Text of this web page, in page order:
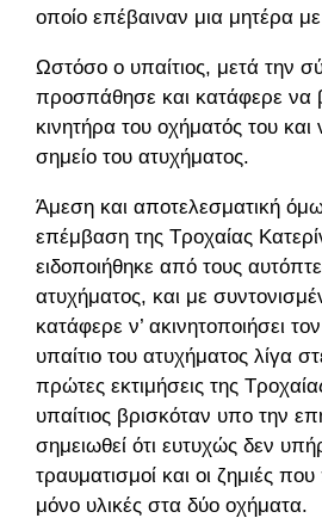
οποίο επέβαιναν μια μητέρα
Ωστόσο ο υπαίτιος, μετά την
προσπάθησε και κατάφερε να
κινητήρα του οχήματός του
σημείο του ατυχήματος.
Άμεση και αποτελεσματική
επέμβαση της Τροχαίας
ειδοποιήθηκε από τους
ατυχήματος, και με
κατάφερε ν’ ακινητοποιήσει
υπαίτιο του ατυχήματος λίγα
πρώτες εκτιμήσεις της
υπαίτιος βρισκόταν υπο την
σημειωθεί ότι ευτυχώς δεν
τραυματισμοί και οι ζημιές
μόνο υλικές στα δύο οχήματα.